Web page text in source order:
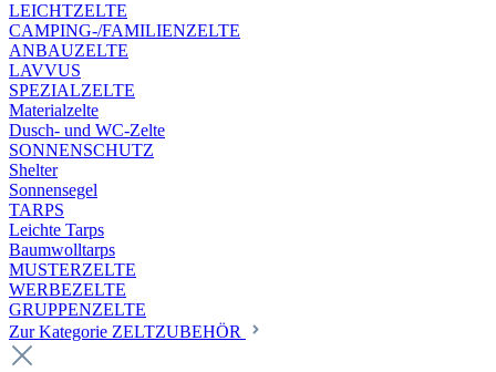
LEICHTZELTE
CAMPING-/FAMILIENZELTE
ANBAUZELTE
LAVVUS
SPEZIALZELTE
Materialzelte
Dusch- und WC-Zelte
SONNENSCHUTZ
Shelter
Sonnensegel
TARPS
Leichte Tarps
Baumwolltarps
MUSTERZELTE
WERBEZELTE
GRUPPENZELTE
Zur Kategorie ZELTZUBEHÖR